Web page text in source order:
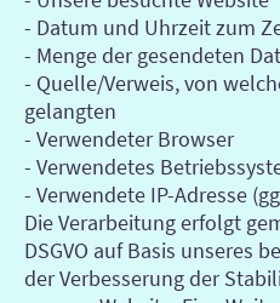
- Datum und Uhrzeit zum
- Menge der gesendeten
- Quelle/Verweis, von
gelangten
- Verwendeter Browser
- Verwendetes
- Verwendete IP-Adresse
Die Verarbeitung erfolgt
DSGVO auf Basis unseres
der Verbesserung der